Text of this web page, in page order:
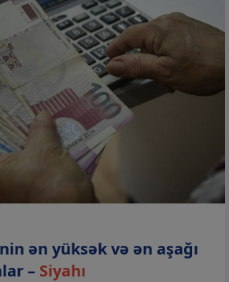
ən yüksək və ən aşağı
– Siyahı